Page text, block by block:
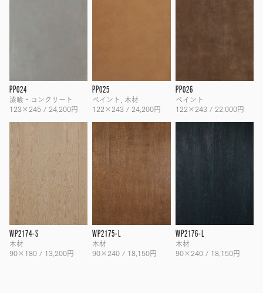
PP024
漆喰・コンクリート
123×245 / 24,200円
PP025
ペイント, 木材
122×243 / 24,200円
PP026
ペイント
122×243 / 22,000円
WP2174-S
木材
90×180 / 13,200円
WP2175-L
木材
90×240 / 18,150円
WP2176-L
木材
90×240 / 18,150円